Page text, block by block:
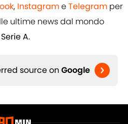
, InstagrameTelegram per
ultime news dal mondo
Serie A.
source on Google